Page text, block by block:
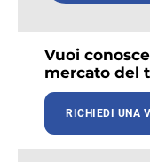
Vuoi
mercato del
RICHIEDI UNA